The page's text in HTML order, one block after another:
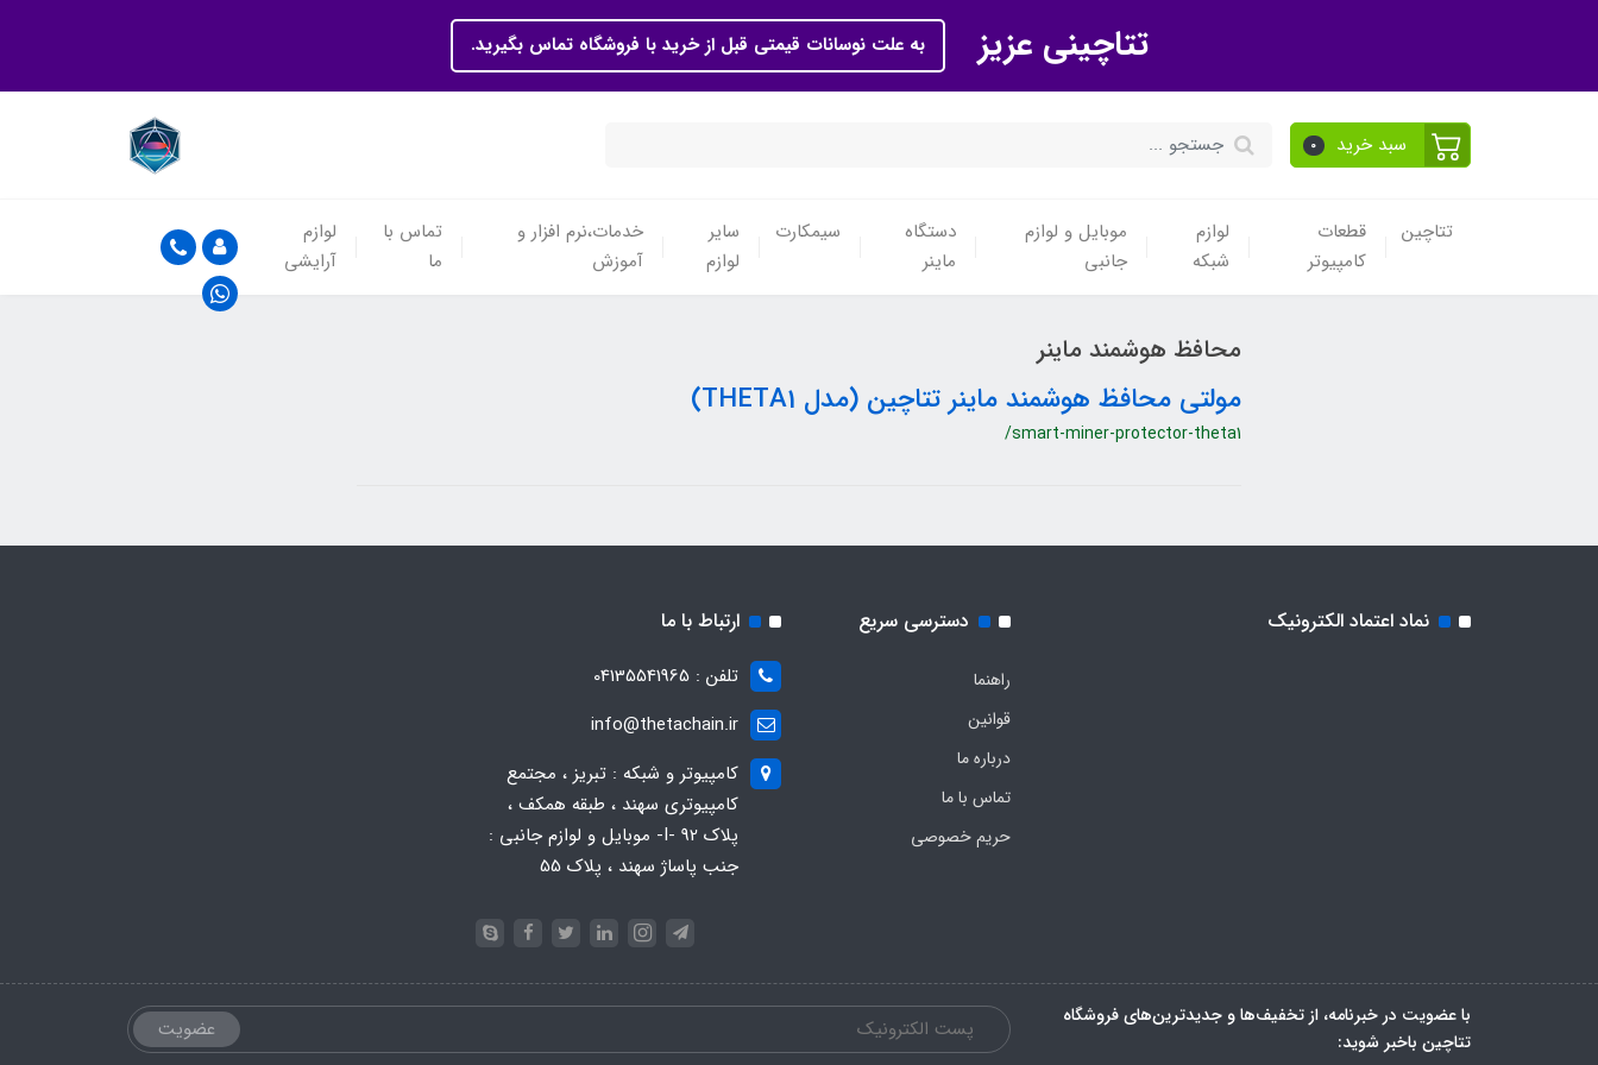
تتاچینی عزیز به علت نوسانات قیمتی قبل از خرید با فروشگاه تماس بگیرید.
سبد خرید 0
تتاچین
قطعات
کامپیوتر
لوازم
شبکه
موبایل و لوازم
جانبی
دستگاه
ماینر
سیمکارت
سایر
لوازم
خدمات،نرم افزار و
آموزش
تماس با
ما
لوازم
آرایشی
محافظ هوشمند ماینر
مولتی محافظ هوشمند ماینر تتاچین (مدل THETA1)
/smart-miner-protector-theta1
نماد اعتماد الکترونیک دسترسی سریع
راهنما
قوانین
درباره ما
تماس با ما
حریم خصوصی
ارتباط با ما
تلفن : 04135541965
info@thetachain.ir
کامپیوتر و شبکه : تبریز ، مجتمع
کامپیوتری سهند ، طبقه همکف ،
پلاک 92 -I- موبایل و لوازم جانبی :
جنب پاساژ سهند ، پلاک 55
با عضویت در خبرنامه، از تخفیف‌ها و جدیدترین‌های فروشگاه
تتاچین باخبر شوید:
عضویت